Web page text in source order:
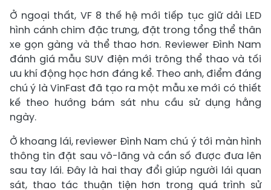
Ở ngoại thất, VF 8 thế hệ mới tiếp tục giữ dải LED
hình cánh chim đặc trưng, đặt trong tổng thể thân
xe gọn gàng và thể thao hơn. Reviewer Đình Nam
đánh giá mẫu SUV điện mới trông thể thao và tối
ưu khí động học hơn đáng kể. Theo anh, điểm đáng
chú ý là VinFast đã tạo ra một mẫu xe mới có thiết
kế theo hướng bám sát nhu cầu sử dụng hằng
ngày.
Ở khoang lái, reviewer Đình Nam chú ý tới màn hình
thông tin đặt sau vô-lăng và cần số được đưa lên
sau tay lái. Đây là hai thay đổi giúp người lái quan
sát, thao tác thuận tiện hơn trong quá trình sử